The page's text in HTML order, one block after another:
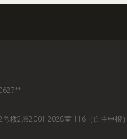
楼2层2001-2028室-116（自主申报